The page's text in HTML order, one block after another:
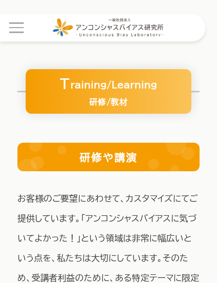
T raining/Learning
研修/教材
研修や講演
お客様のご要望にあわせて、カスタマイズにてご
提供しています。「​アンコンシャスバイアスに気づ
いてよかった！」という領域は非常に幅広いと
いう点を、私たちは大切にしています。そのた
め、受講者利益のために、ある特定テーマに限定